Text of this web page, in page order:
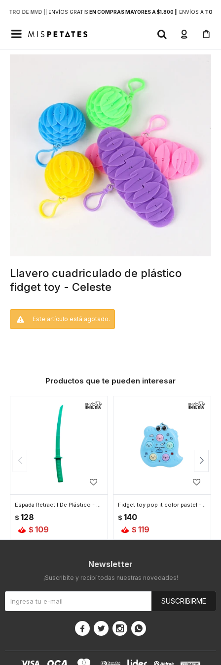
DE MVD | | ENVÍOS GRATIS EN COMPRAS MAYORES A $1.800 | ENVÍOS ATODO

Llavero cuadriculado de plástico
fidget toy - Celeste
Este artículo está agotado.
Productos que te pueden interesar
Espada Retractil De Plástico - Celeste
$ 128
$ 109
Fidget toy pop it color pastel - Celeste
$ 140
$ 119
Newsletter
¡Suscribite y recibí todas nuestras novedades!
SUSCRIBIRME
   